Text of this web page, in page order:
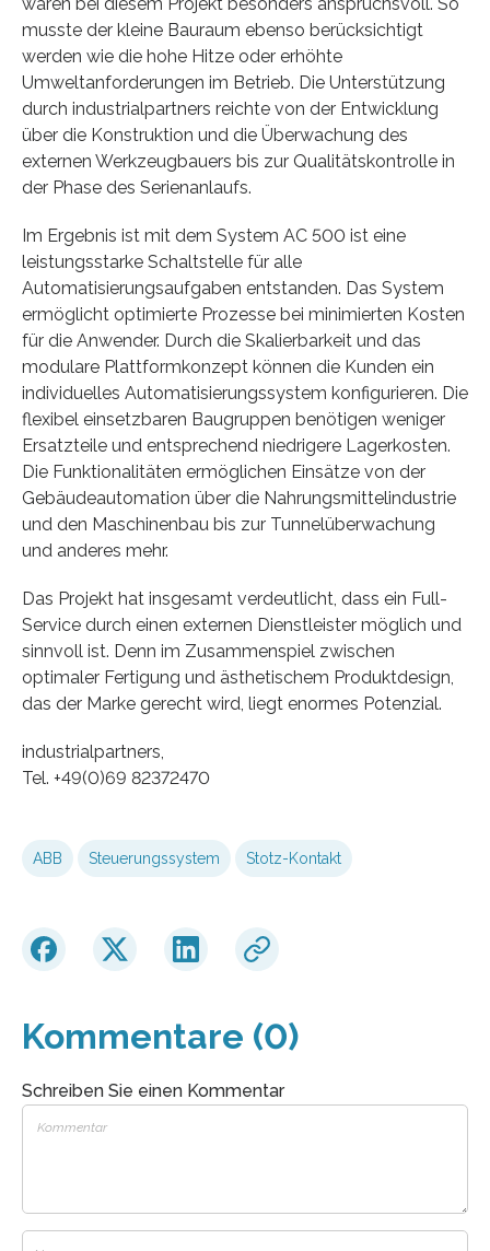
musste der kleine Bauraum ebenso berücksichtigt
werden wie die hohe Hitze oder erhöhte
Umweltanforderungen im Betrieb. Die Unterstützung
durch industrialpartners reichte von der Entwicklung
über die Konstruktion und die Überwachung des
externen Werkzeugbauers bis zur Qualitätskontrolle in
der Phase des Serienanlaufs.
Im Ergebnis ist mit dem System AC 500 ist eine
leistungsstarke Schaltstelle für alle
Automatisierungsaufgaben entstanden. Das System
ermöglicht optimierte Prozesse bei minimierten Kosten
für die Anwender. Durch die Skalierbarkeit und das
modulare Plattformkonzept können die Kunden ein
individuelles Automatisierungssystem konfigurieren. Die
flexibel einsetzbaren Baugruppen benötigen weniger
Ersatzteile und entsprechend niedrigere Lagerkosten.
Die Funktionalitäten ermöglichen Einsätze von der
Gebäudeautomation über die Nahrungsmittelindustrie
und den Maschinenbau bis zur Tunnelüberwachung
und anderes mehr.
Das Projekt hat insgesamt verdeutlicht, dass ein Full-
Service durch einen externen Dienstleister möglich und
sinnvoll ist. Denn im Zusammenspiel zwischen
optimaler Fertigung und ästhetischem Produktdesign,
das der Marke gerecht wird, liegt enormes Potenzial.
industrialpartners,
Tel. +49(0)69 82372470
ABB Steuerungssystem Stotz-Kontakt
Kommentare (0)
Schreiben Sie einen Kommentar